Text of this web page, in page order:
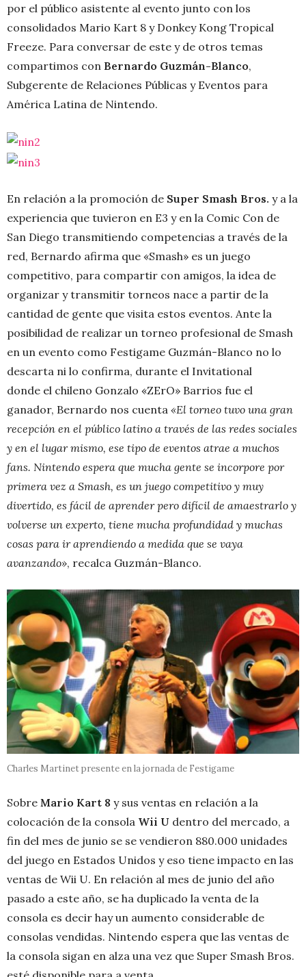
por el público asistente al evento junto con los
consolidados Mario Kart 8 y Donkey Kong Tropical
Freeze. Para conversar de este y de otros temas
compartimos con Bernardo Guzmán-Blanco,
Subgerente de Relaciones Públicas y Eventos para
América Latina de Nintendo.
En relación a la promoción de Super Smash Bros. y a la
experiencia que tuvieron en E3 y en la Comic Con de
San Diego transmitiendo competencias a través de la
red, Bernardo afirma que «Smash» es un juego
competitivo, para compartir con amigos, la idea de
organizar y transmitir torneos nace a partir de la
cantidad de gente que visita estos eventos. Ante la
posibilidad de realizar un torneo profesional de Smash
en un evento como Festigame Guzmán-Blanco no lo
descarta ni lo confirma, durante el Invitational
donde el chileno Gonzalo «ZErO» Barrios fue el
ganador, Bernardo nos cuenta «El torneo tuvo una gran
recepción en el público latino a través de las redes sociales
y en el lugar mismo, ese tipo de eventos atrae a muchos
fans. Nintendo espera que mucha gente se incorpore por
primera vez a Smash, es un juego competitivo y muy
divertido, es fácil de aprender pero difícil de amaestrarlo y
volverse un experto, tiene mucha profundidad y muchas
cosas para ir aprendiendo a medida que se vaya
avanzando», recalca Guzmán-Blanco.
Charles Martinet presente en la jornada de Festigame
Sobre Mario Kart 8 y sus ventas en relación a la
colocación de la consola Wii U dentro del mercado, a
fin del mes de junio se se vendieron 880.000 unidades
del juego en Estados Unidos y eso tiene impacto en las
ventas de Wii U. En relación al mes de junio del año
pasado a este año, se ha duplicado la venta de la
consola es decir hay un aumento considerable de
consolas vendidas. Nintendo espera que las ventas de
la consola sigan en alza una vez que Super Smash Bros.